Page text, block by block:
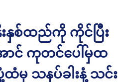
နှစ်ထည်ကို ကိုင်ပြီး
င် ကုတင်ပေါ်မှထ
မှ သနပ်ခါးနံ့ သင်း